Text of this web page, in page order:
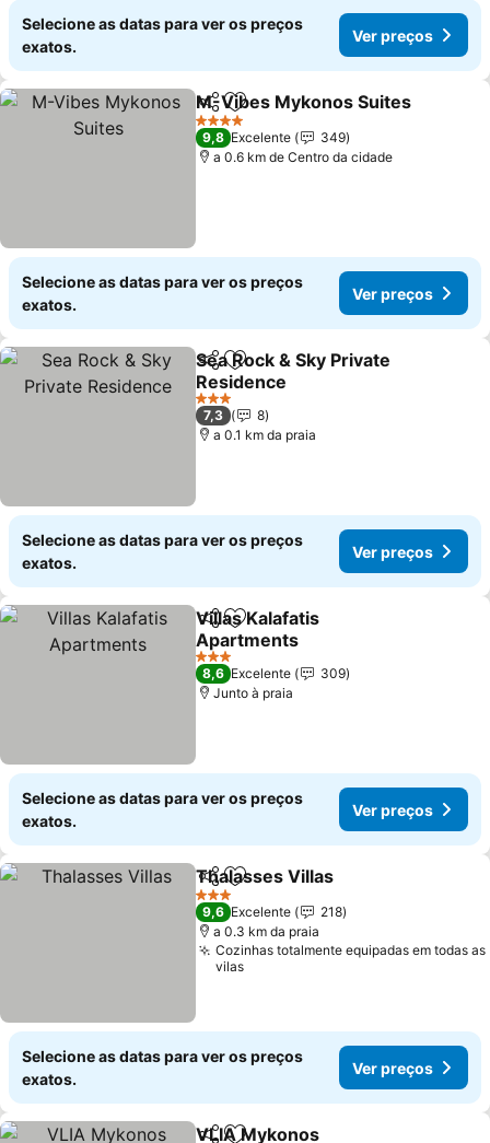
Selecione as datas para ver os preços
exatos.
Ver preços
PartilharAdicionar aos favoritos
M-Vibes Mykonos Suites
4 Estrelas
9,8 Excelente
349
a 0.6 km de Centro da cidade
Selecione as datas para ver os preços
exatos.
Ver preços
PartilharAdicionar aos favoritos
Sea Rock & Sky Private
Residence
Ver preços
3 Estrelas
7,3
8
a 0.1 km da praia
Selecione as datas para ver os preços
exatos.
Ver preços
PartilharAdicionar aos favoritos
Villas Kalafatis
Apartments
Ver preços
3 Estrelas
8,6 Excelente
309
Junto à praia
Selecione as datas para ver os preços
exatos.
Ver preços
PartilharAdicionar aos favoritos
Thalasses Villas
3 Estrelas
9,6 Excelente
218
a 0.3 km da praia
Cozinhas totalmente equipadas em todas as
vilas
Selecione as datas para ver os preços
exatos.
Ver preços
VLIA Mykonos